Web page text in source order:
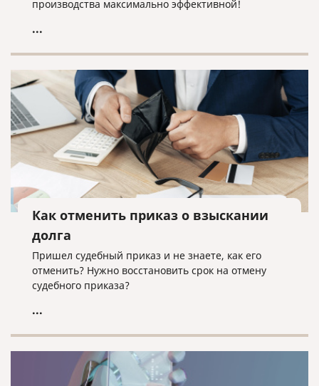
производства максимально эффективной!
...
Как отменить приказ о взыскании
долга
Пришел судебный приказ и не знаете, как его
отменить? Нужно восстановить срок на отмену
судебного приказа?
...